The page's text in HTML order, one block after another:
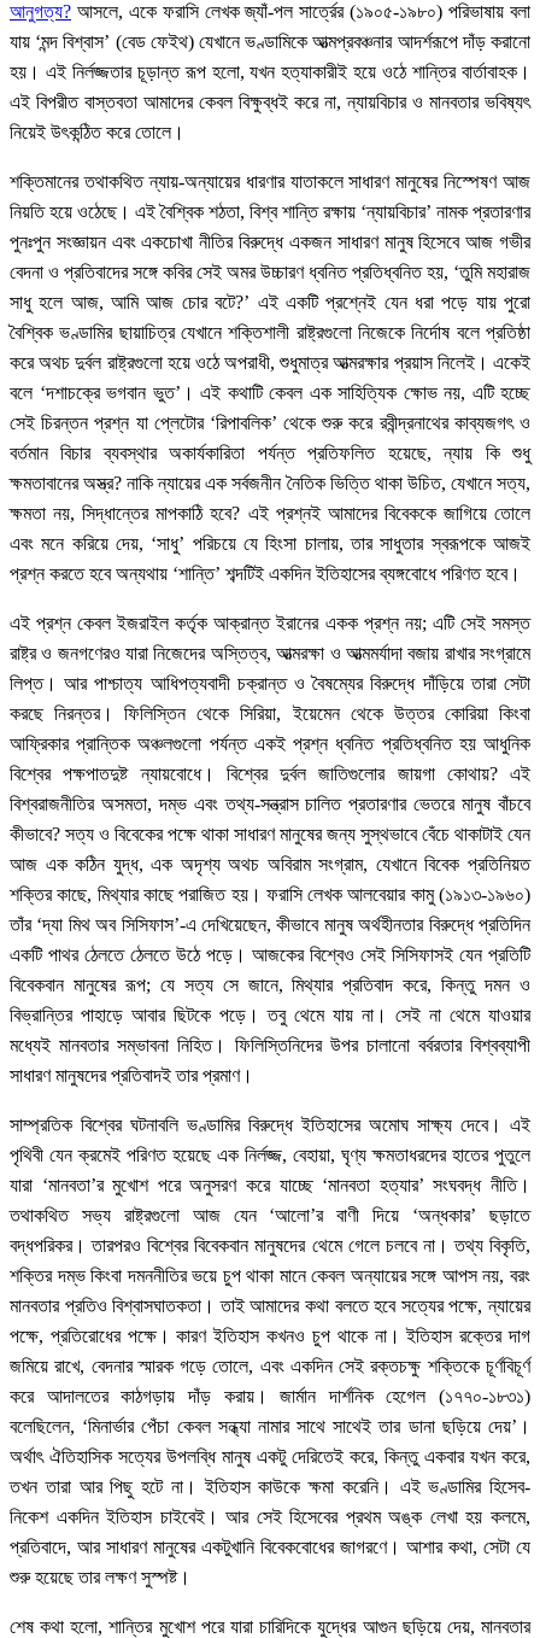
আনুগত্য? আসলে, একে ফরাসি লেখক জ্যাঁ-পল সার্ত্রের (১৯০৫-১৯৮০) পরিভাষায় বলা
যায় ‘মন্দ বিশ্বাস’ (বেড ফেইথ) যেখানে ভণ্ডামিকে আত্মপ্রবঞ্চনার আদর্শরূপে দাঁড় করানো
হয়। এই নির্লজ্জতার চূড়ান্ত রূপ হলো, যখন হত্যাকারীই হয়ে ওঠে শান্তির বার্তাবাহক।
এই বিপরীত বাস্তবতা আমাদের কেবল বিক্ষুব্ধই করে না, ন্যায়বিচার ও মানবতার ভবিষ্যৎ
নিয়েই উৎকন্ঠিত করে তোলে।
শক্তিমানের তথাকথিত ন্যায়-অন্যায়ের ধারণার যাতাকলে সাধারণ মানুষের নিস্পেষণ আজ
নিয়তি হয়ে ওঠেছে। এই বৈশ্বিক শঠতা, বিশ্ব শান্তি রক্ষায় ‘ন্যায়বিচার’ নামক প্রতারণার
পুনঃপুন সংজ্ঞায়ন এবং একচোখা নীতির বিরুদ্ধে একজন সাধারণ মানুষ হিসেবে আজ গভীর
বেদনা ও প্রতিবাদের সঙ্গে কবির সেই অমর উচ্চারণ ধ্বনিত প্রতিধ্বনিত হয়, ‘তুমি মহারাজ
সাধু হলে আজ, আমি আজ চোর বটে?’ এই একটি প্রশ্নেই যেন ধরা পড়ে যায় পুরো
বৈশ্বিক ভণ্ডামির ছায়াচিত্র যেখানে শক্তিশালী রাষ্ট্রগুলো নিজেকে নির্দোষ বলে প্রতিষ্ঠা
করে অথচ দুর্বল রাষ্ট্রগুলো হয়ে ওঠে অপরাধী, শুধুমাত্র আত্মরক্ষার প্রয়াস নিলেই। একেই
বলে ‘দশাচক্রে ভগবান ভুত’। এই কথাটি কেবল এক সাহিত্যিক ক্ষোভ নয়, এটি হচ্ছে
সেই চিরন্তন প্রশ্ন যা প্লেটোর ‘রিপাবলিক’ থেকে শুরু করে রবীন্দ্রনাথের কাব্যজগৎ ও
বর্তমান বিচার ব্যবস্থার অকার্যকারিতা পর্যন্ত প্রতিফলিত হয়েছে, ন্যায় কি শুধু
ক্ষমতাবানের অস্ত্র? নাকি ন্যায়ের এক সর্বজনীন নৈতিক ভিত্তি থাকা উচিত, যেখানে সত্য,
ক্ষমতা নয়, সিদ্ধান্তের মাপকাঠি হবে? এই প্রশ্নই আমাদের বিবেককে জাগিয়ে তোলে
এবং মনে করিয়ে দেয়, ‘সাধু’ পরিচয়ে যে হিংসা চালায়, তার সাধুতার স্বরূপকে আজই
প্রশ্ন করতে হবে অন্যথায় ‘শান্তি’ শব্দটিই একদিন ইতিহাসের ব্যঙ্গবোধে পরিণত হবে।
এই প্রশ্ন কেবল ইজরাইল কর্তৃক আক্রান্ত ইরানের একক প্রশ্ন নয়; এটি সেই সমস্ত
রাষ্ট্র ও জনগণেরও যারা নিজেদের অস্তিত্ব, আত্মরক্ষা ও আত্মমর্যাদা বজায় রাখার সংগ্রামে
লিপ্ত। আর পাশ্চাত্য আধিপত্যবাদী চক্রান্ত ও বৈষম্যের বিরুদ্ধে দাঁড়িয়ে তারা সেটা
করছে নিরন্তর। ফিলিস্তিন থেকে সিরিয়া, ইয়েমেন থেকে উত্তর কোরিয়া কিংবা
আফ্রিকার প্রান্তিক অঞ্চলগুলো পর্যন্ত একই প্রশ্ন ধ্বনিত প্রতিধ্বনিত হয় আধুনিক
বিশ্বের পক্ষপাতদুষ্ট ন্যায়বোধে। বিশ্বের দুর্বল জাতিগুলোর জায়গা কোথায়? এই
বিশ্বরাজনীতির অসমতা, দম্ভ এবং তথ্য-সন্ত্রাস চালিত প্রতারণার ভেতরে মানুষ বাঁচবে
কীভাবে? সত্য ও বিবেকের পক্ষে থাকা সাধারণ মানুষের জন্য সুস্থভাবে বেঁচে থাকাটাই যেন
আজ এক কঠিন যুদ্ধ, এক অদৃশ্য অথচ অবিরাম সংগ্রাম, যেখানে বিবেক প্রতিনিয়ত
শক্তির কাছে, মিথ্যার কাছে পরাজিত হয়। ফরাসি লেখক আলবেয়ার কামু (১৯১৩-১৯৬০)
তাঁর ‘দ্যা মিথ অব সিসিফাস’-এ দেখিয়েছেন, কীভাবে মানুষ অর্থহীনতার বিরুদ্ধে প্রতিদিন
একটি পাথর ঠেলতে ঠেলতে উঠে পড়ে। আজকের বিশ্বেও সেই সিসিফাসই যেন প্রতিটি
বিবেকবান মানুষের রূপ; যে সত্য সে জানে, মিথ্যার প্রতিবাদ করে, কিন্তু দমন ও
বিভ্রান্তির পাহাড়ে আবার ছিটকে পড়ে। তবু থেমে যায় না। সেই না থেমে যাওয়ার
মধ্যেই মানবতার সম্ভাবনা নিহিত। ফিলিস্তিনিদের উপর চালানো বর্বরতার বিশ্বব্যাপী
সাধারণ মানুষদের প্রতিবাদই তার প্রমাণ।
সাম্প্রতিক বিশ্বের ঘটনাবলি ভণ্ডামির বিরুদ্ধে ইতিহাসের অমোঘ সাক্ষ্য দেবে। এই
পৃথিবী যেন ক্রমেই পরিণত হয়েছে এক নির্লজ্জ, বেহায়া, ঘৃণ্য ক্ষমতাধরদের হাতের পুতুলে
যারা ‘মানবতা’র মুখোশ পরে অনুসরণ করে যাচ্ছে ‘মানবতা হত্যার’ সংঘবদ্ধ নীতি।
তথাকথিত সভ্য রাষ্ট্রগুলো আজ যেন ‘আলো’র বাণী দিয়ে ‘অন্ধকার’ ছড়াতে
বদ্ধপরিকর। তারপরও বিশ্বের বিবেকবান মানুষদের থেমে গেলে চলবে না। তথ্য বিকৃতি,
শক্তির দম্ভ কিংবা দমননীতির ভয়ে চুপ থাকা মানে কেবল অন্যায়ের সঙ্গে আপস নয়, বরং
মানবতার প্রতিও বিশ্বাসঘাতকতা। তাই আমাদের কথা বলতে হবে সত্যের পক্ষে, ন্যায়ের
পক্ষে, প্রতিরোধের পক্ষে। কারণ ইতিহাস কখনও চুপ থাকে না। ইতিহাস রক্তের দাগ
জমিয়ে রাখে, বেদনার স্মারক গড়ে তোলে, এবং একদিন সেই রক্তচক্ষু শক্তিকে চূর্ণবিচূর্ণ
করে আদালতের কাঠগড়ায় দাঁড় করায়। জার্মান দার্শনিক হেগেল (১৭৭০-১৮৩১)
বলেছিলেন, ‘মিনার্ভার পেঁচা কেবল সন্ধ্যা নামার সাথে সাথেই তার ডানা ছড়িয়ে দেয়’।
অর্থাৎ ঐতিহাসিক সত্যের উপলব্ধি মানুষ একটু দেরিতেই করে, কিন্তু একবার যখন করে,
তখন তারা আর পিছু হটে না। ইতিহাস কাউকে ক্ষমা করেনি। এই ভণ্ডামির হিসেব-
নিকেশ একদিন ইতিহাস চাইবেই। আর সেই হিসেবের প্রথম অঙ্ক লেখা হয় কলমে,
প্রতিবাদে, আর সাধারণ মানুষের একটুখানি বিবেকবোধের জাগরণে। আশার কথা, সেটা যে
শুরু হয়েছে তার লক্ষণ সুস্পষ্ট।
শেষ কথা হলো, শান্তির মুখোশ পরে যারা চারিদিকে যুদ্ধের আগুন ছড়িয়ে দেয়, মানবতার